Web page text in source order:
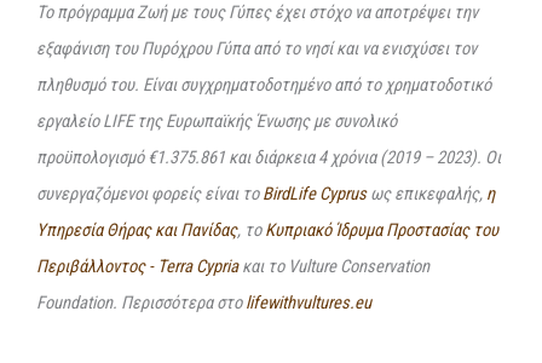
Το πρόγραμμα Ζωή με τους Γύπες έχει στόχο να αποτρέψει την
εξαφάνιση του Πυρόχρου Γύπα από το νησί και να ενισχύσει τον
πληθυσμό του. Είναι συγχρηματοδοτημένο από το χρηματοδοτικό
εργαλείο LIFE της Ευρωπαϊκής Ένωσης με συνολικό
προϋπολογισμό €1.375.861 και διάρκεια 4 χρόνια (2019 – 2023). Οι
συνεργαζόμενοι φορείς είναι τοBirdLife Cyprusως επικεφαλής, η
Υπηρεσία Θήρας και Πανίδας, τοΚυπριακό Ίδρυμα Προστασίας του
Περιβάλλοντος - Terra Cypriaκαι το Vulture Conservation
Foundation. Περισσότερα στοlifewithvultures.eu